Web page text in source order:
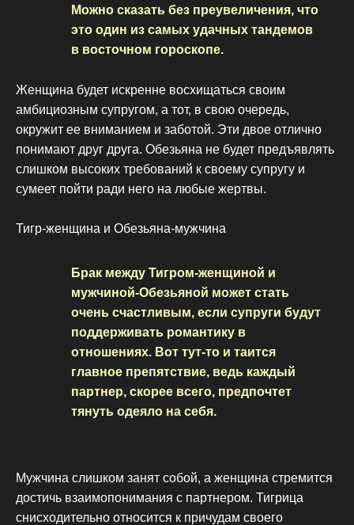
Можно сказать без преувеличения, что
это один из самых удачных тандемов
в восточном гороскопе.
Женщина будет искренне восхищаться своим
амбициозным супругом, а тот, в свою очередь,
окружит ее вниманием и заботой. Эти двое отлично
понимают друг друга. Обезьяна не будет предъявлять
слишком высоких требований к своему супругу и
сумеет пойти ради него на любые жертвы.
Тигр-женщина и Обезьяна-мужчина
Брак между Тигром-женщиной и
мужчиной-Обезьяной может стать
очень счастливым, если супруги будут
поддерживать романтику в
отношениях. Вот тут-то и таится
главное препятствие, ведь каждый
партнер, скорее всего, предпочтет
тянуть одеяло на себя.
Мужчина слишком занят собой, а женщина стремится
достичь взаимопонимания с партнером. Тигрица
снисходительно относится к причудам своего